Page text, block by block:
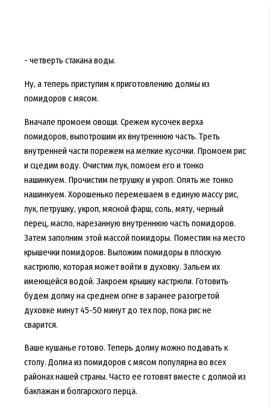
- четверть стакана воды.
Ну, а теперь приступим к приготовлению долмы из
помидоров с мясом.
Вначале промоем овощи. Срежем кусочек верха
помидоров, выпотрошим их внутреннюю часть. Треть
внутренней части порежем на мелкие кусочки. Промоем рис
и сцедим воду. Очистим лук, помоем его и тонко
нашинкуем. Прочистим петрушку и укроп. Опять же тонко
нашинкуем. Хорошенько перемешаем в единую массу рис,
лук, петрушку, укроп, мясной фарш, соль, мяту, черный
перец, масло, нарезанную внутреннюю часть помидоров.
Затем заполним этой массой помидоры. Поместим на место
крышечки помидоров. Выложим помидоры в плоскую
кастрюлю, которая может войти в духовку. Зальем их
имеющейся водой. Закроем крышку кастрюли. Готовить
будем долму на среднем огне в заранее разогретой
духовке минут 45-50 минут до тех пор, пока рис не
сварится.
Ваше кушанье готово. Теперь долму можно подавать к
столу. Долма из помидоров с мясом популярна во всех
районах нашей страны. Часто ее готовят вместе с долмой из
баклажан и болгарского перца.